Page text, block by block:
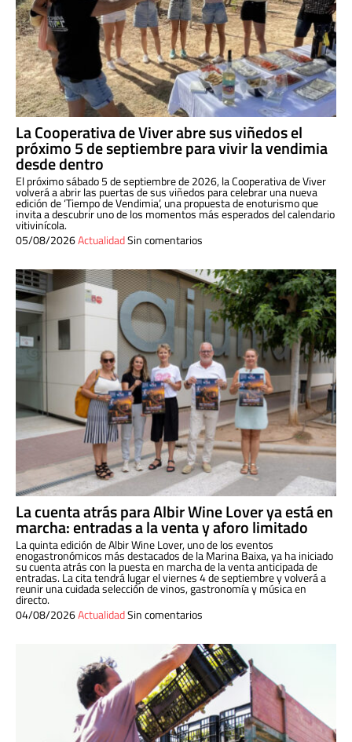
La Cooperativa de Viver abre sus viñedos el
próximo 5 de septiembre para vivir la vendimia
desde dentro
El próximo sábado 5 de septiembre de 2026, la Cooperativa de Viver
volverá a abrir las puertas de sus viñedos para celebrar una nueva
edición de ‘Tiempo de Vendimia’, una propuesta de enoturismo que
invita a descubrir uno de los momentos más esperados del calendario
vitivinícola.
05/08/2026ActualidadSin comentarios
La cuenta atrás para Albir Wine Lover ya está en
marcha: entradas a la venta y aforo limitado
La quinta edición de Albir Wine Lover, uno de los eventos
enogastronómicos más destacados de la Marina Baixa, ya ha iniciado
su cuenta atrás con la puesta en marcha de la venta anticipada de
entradas. La cita tendrá lugar el viernes 4 de septiembre y volverá a
reunir una cuidada selección de vinos, gastronomía y música en
directo.
04/08/2026ActualidadSin comentarios